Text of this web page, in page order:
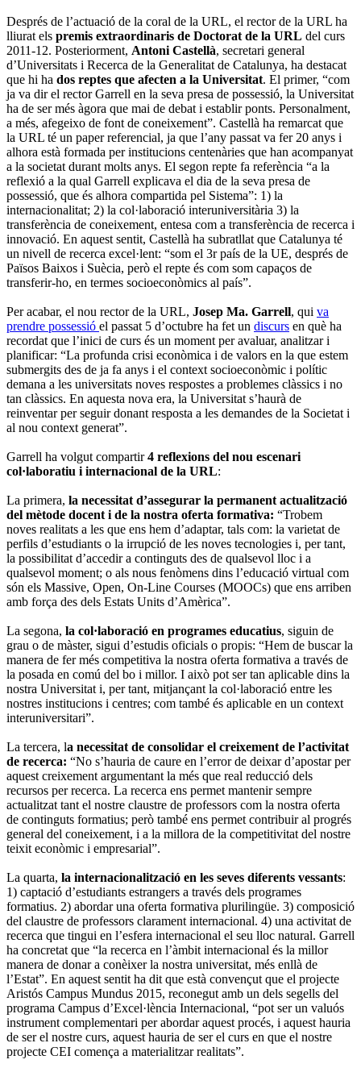
Després de l’actuació de la coral de la URL, el rector de la URL ha
lliurat els premis extraordinaris de Doctorat de la URL del curs
2011-12. Posteriorment, Antoni Castellà, secretari general
d’Universitats i Recerca de la Generalitat de Catalunya, ha destacat
que hi ha dos reptes que afecten a la Universitat. El primer, “com
ja va dir el rector Garrell en la seva presa de possessió, la Universitat
ha de ser més àgora que mai de debat i establir ponts. Personalment,
a més, afegeixo de font de coneixement”. Castellà ha remarcat que
la URL té un paper referencial, ja que l’any passat va fer 20 anys i
alhora està formada per institucions centenàries que han acompanyat
a la societat durant molts anys. El segon repte fa referència “a la
reflexió a la qual Garrell explicava el dia de la seva presa de
possessió, que és alhora compartida pel Sistema”: 1) la
internacionalitat; 2) la col·laboració interuniversitària 3) la
transferència de coneixement, entesa com a transferència de recerca i
innovació. En aquest sentit, Castellà ha subratllat que Catalunya té
un nivell de recerca excel·lent: “som el 3r país de la UE, després de
Països Baixos i Suècia, però el repte és com som capaços de
transferir-ho, en termes socioeconòmics al país”.
Per acabar, el nou rector de la URL, Josep Ma. Garrell, qui va
prendre possessió el passat 5 d’octubre ha fet un discurs en què ha
recordat que l’inici de curs és un moment per avaluar, analitzar i
planificar: “La profunda crisi econòmica i de valors en la que estem
submergits des de ja fa anys i el context socioeconòmic i polític
demana a les universitats noves respostes a problemes clàssics i no
tan clàssics. En aquesta nova era, la Universitat s’haurà de
reinventar per seguir donant resposta a les demandes de la Societat i
al nou context generat”.
Garrell ha volgut compartir4 reflexions del nou escenari
col·laboratiu i internacional de la URL:
La primera, la necessitat d’assegurar la permanent actualització
del mètode docent i de la nostra oferta formativa: “Trobem
noves realitats a les que ens hem d’adaptar, tals com: la varietat de
perfils d’estudiants o la irrupció de les noves tecnologies i, per tant,
la possibilitat d’accedir a continguts des de qualsevol lloc i a
qualsevol moment; o als nous fenòmens dins l’educació virtual com
són els Massive, Open, On-Line Courses (MOOCs) que ens arriben
amb força des dels Estats Units d’Amèrica”.
La segona, la col·laboració en programes educatius, siguin de
grau o de màster, sigui d’estudis oficials o propis: “Hem de buscar la
manera de fer més competitiva la nostra oferta formativa a través de
la posada en comú del bo i millor. I això pot ser tan aplicable dins la
nostra Universitat i, per tant, mitjançant la col·laboració entre les
nostres institucions i centres; com també és aplicable en un context
interuniversitari”.
La tercera, la necessitat de consolidar el creixement de l’activitat
de recerca: “No s’hauria de caure en l’error de deixar d’apostar per
aquest creixement argumentant la més que real reducció dels
recursos per recerca. La recerca ens permet mantenir sempre
actualitzat tant el nostre claustre de professors com la nostra oferta
de continguts formatius; però també ens permet contribuir al progrés
general del coneixement, i a la millora de la competitivitat del nostre
teixit econòmic i empresarial”.
La quarta, la internacionalització en les seves diferents vessants:
1) captació d’estudiants estrangers a través dels programes
formatius. 2) abordar una oferta formativa plurilingüe. 3) composició
del claustre de professors clarament internacional. 4) una activitat de
recerca que tingui en l’esfera internacional el seu lloc natural. Garrell
ha concretat que “la recerca en l’àmbit internacional és la millor
manera de donar a conèixer la nostra universitat, més enllà de
l’Estat”. En aquest sentit ha dit que està convençut que el projecte
Aristós Campus Mundus 2015, reconegut amb un dels segells del
programa Campus d’Excel·lència Internacional, “pot ser un valuós
instrument complementari per abordar aquest procés, i aquest hauria
de ser el nostre curs, aquest hauria de ser el curs en que el nostre
projecte CEI comença a materialitzar realitats”.